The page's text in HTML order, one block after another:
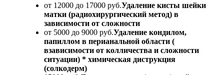
от 12000 до 17000 руб.Удаление кисты шейки
матки (радиохирургический метод) в
зависимости от сложности
от 5000 до 9000 руб.Удаление кондилом,
папиллом в перианальной области (
взависимости от колличества и сложности
ситуации) * химическая диструкция
(солкодерм)